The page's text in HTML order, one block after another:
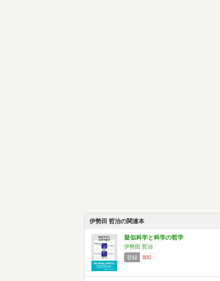
伊勢田 哲治の関連本
疑似科学と科学の哲学
伊勢田 哲治
登録
800